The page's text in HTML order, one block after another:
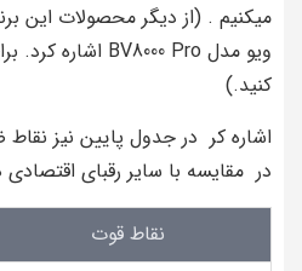
میکنیم . (از دیگر محصولات این
ویو مدل BV8000 Pro اشاره کرد. برای مشاهده مقاله
کنید.)
اشاره کر در جدول پایین نیز
در مقایسه با سایر رقبای
نقاط قوت